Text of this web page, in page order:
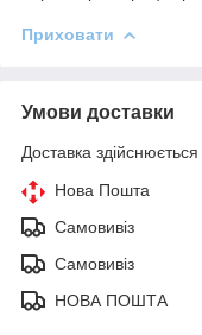
Приховати
Умови доставки
Доставка
Нова Пошта
Самовивіз
Самовивіз
НОВА ПОШТА